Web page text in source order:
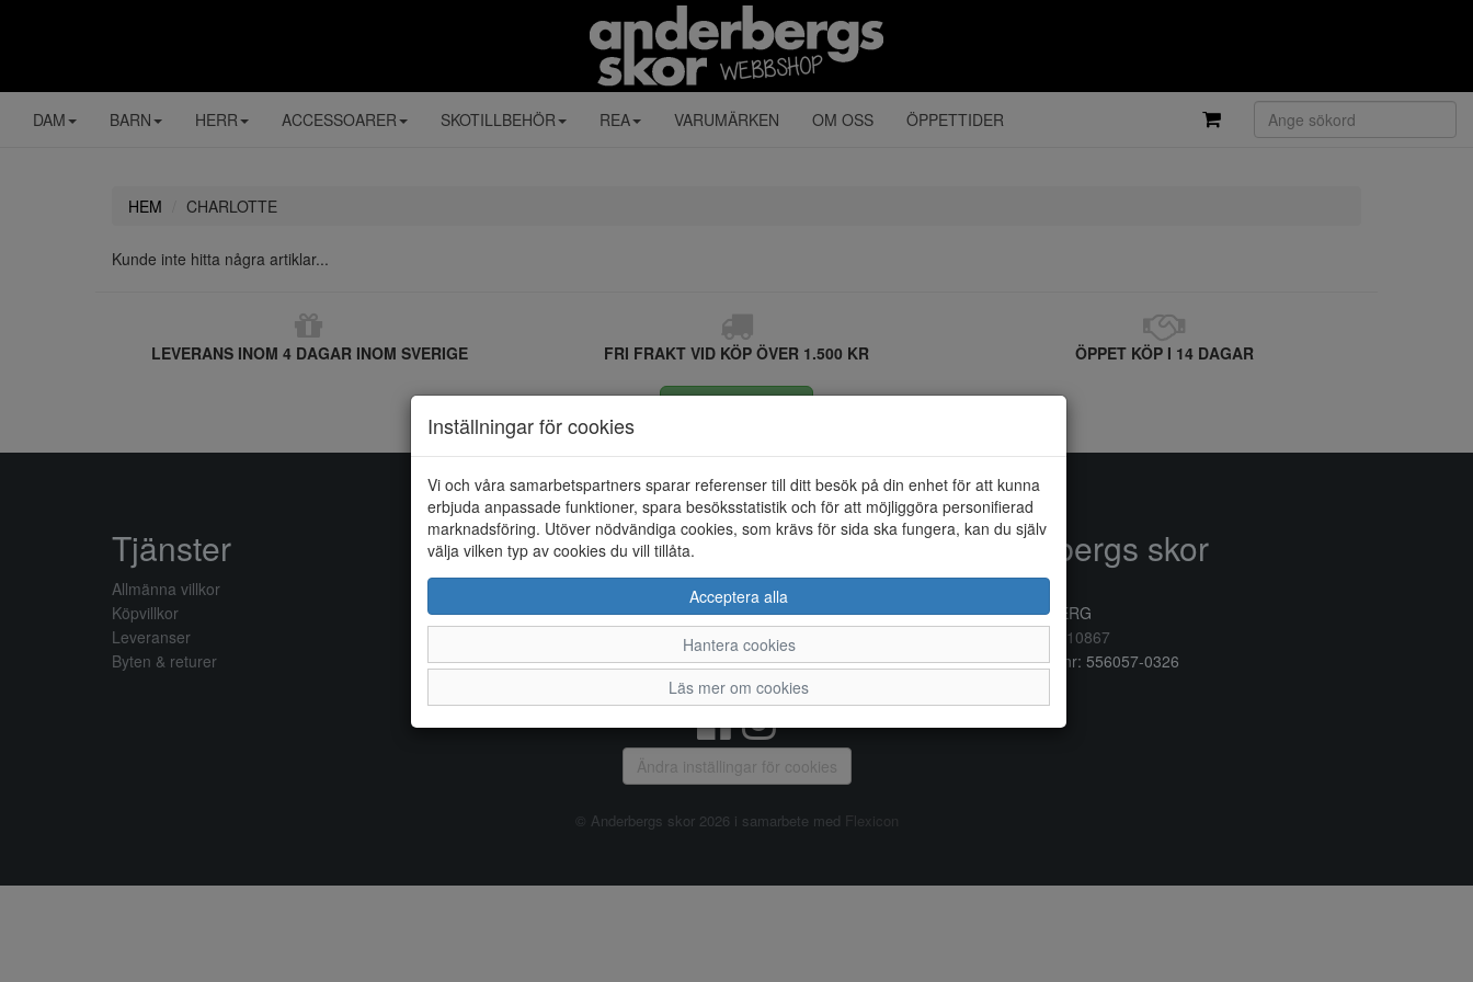
DAM BARN HERR ACCESSOARER SKOTILLBEHÖR REA VARUMÄRKEN OM OSS ÖPPETTIDER
HEM CHARLOTTE
Kunde inte hitta några artiklar...
LEVERANS INOM 4 DAGAR INOM SVERIGE FRI FRAKT VID KÖP ÖVER 1.500 KR ÖPPET KÖP I 14 DAGAR
Inställningar för cookies
Vi och våra samarbetspartners sparar referenser till ditt besök på din enhet för att kunna
erbjuda anpassade funktioner, spara besöksstatistik och för att möjliggöra personifierad
marknadsföring. Utöver nödvändiga cookies, som krävs för sida ska fungera, kan du själv
välja vilken typ av cookies du vill tillåta.
Acceptera alla
Hantera cookies
Läs mer om cookies
Tjänster
Allmänna villkor
Köpvillkor
Leveranser
Byten & returer
Allmänt
Om oss
Öppettider
Anderbergs skor
432 41 VARBERG
0340/10867
Organisationsnr: 556057-0326
Ändra inställingar för cookies
© Anderbergs skor 2026 i samarbete med Flexicon